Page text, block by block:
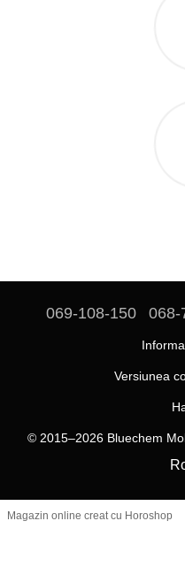
069-108-150 068-
Versiunea
© 2015–2026 Bluechem
Magazin online creat cu Horoshop